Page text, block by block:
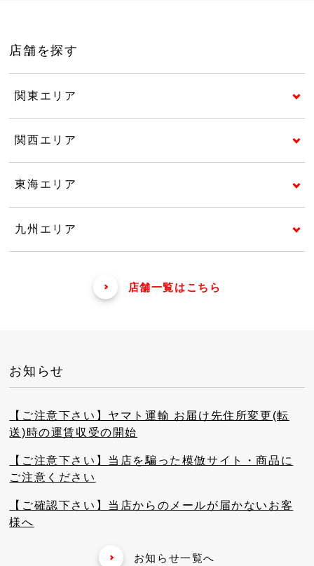
店舗を探す
関東エリア
関西エリア
東海エリア
九州エリア
店舗一覧はこちら
お知らせ
【ご注意下さい】ヤマト運輸 お届け先住所変更(転
送)時の運賃収受の開始
【ご注意下さい】当店を騙った模倣サイト・商品に
ご注意ください
【ご確認下さい】当店からのメールが届かないお客
様へ
お知らせ一覧へ